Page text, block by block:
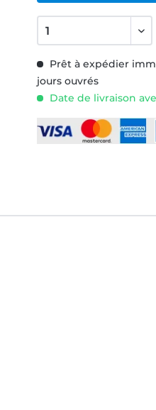
Prêt à expédier
jours ouvrés
Date de livraison